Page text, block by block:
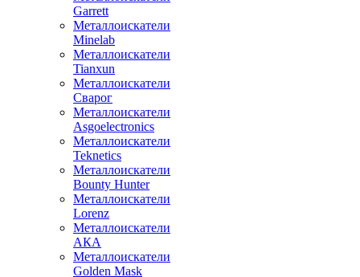
Garrett
Металлоискатели
Minelab
Металлоискатели
Tianxun
Металлоискатели
Сварог
Металлоискатели
Asgoelectronics
Металлоискатели
Teknetics
Металлоискатели
Bounty Hunter
Металлоискатели
Lorenz
Металлоискатели
АКА
Металлоискатели
Golden Mask